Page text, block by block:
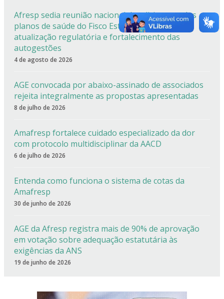
Afresp sedia reunião nacional dos dirigentes dos
planos de saúde do Fisco Estadual com foco em
atualização regulatória e fortalecimento das
autogestões
4 de agosto de 2026
AGE convocada por abaixo-assinado de associados
rejeita integralmente as propostas apresentadas
8 de julho de 2026
Amafresp fortalece cuidado especializado da dor
com protocolo multidisciplinar da AACD
6 de julho de 2026
Entenda como funciona o sistema de cotas da
Amafresp
30 de junho de 2026
AGE da Afresp registra mais de 90% de aprovação
em votação sobre adequação estatutária às
exigências da ANS
19 de junho de 2026